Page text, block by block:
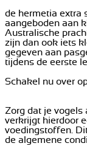
de hermetia extra
aangeboden aan
Australische
zijn dan ook iets
gegeven aan
tijdens de eerste
Schakel nu over
Zorg dat je vogels
verkrijgt hierdoor
voedingstoffen.
de algemene